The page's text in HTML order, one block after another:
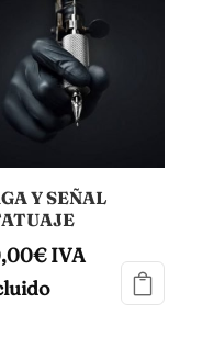
Y SEÑAL
€ IVA